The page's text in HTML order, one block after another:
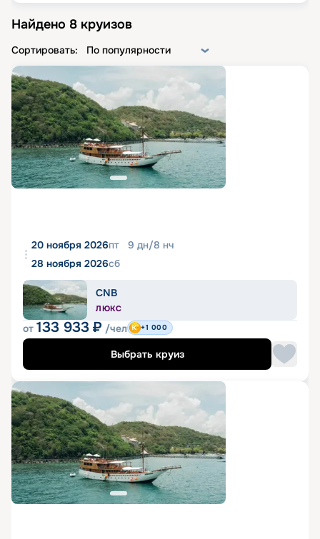
Найдено 8 круизов
Сортировать: По популярности
20 ноября 2026пт 9 дн/8 нч
28 ноября 2026сб
CNB
ЛЮКС
от 133 933 ₽ /чел +1 000
Выбрать круиз